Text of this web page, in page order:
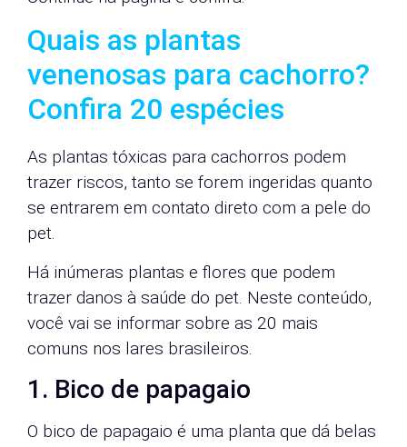
Quais as plantas
venenosas para cachorro?
Confira 20 espécies
As plantas tóxicas para cachorros podem
trazer riscos, tanto se forem ingeridas quanto
se entrarem em contato direto com a pele do
pet.
Há inúmeras plantas e flores que podem
trazer danos à saúde do pet. Neste conteúdo,
você vai se informar sobre as 20 mais
comuns nos lares brasileiros.
1. Bico de papagaio
O bico de papagaio é uma planta que dá belas